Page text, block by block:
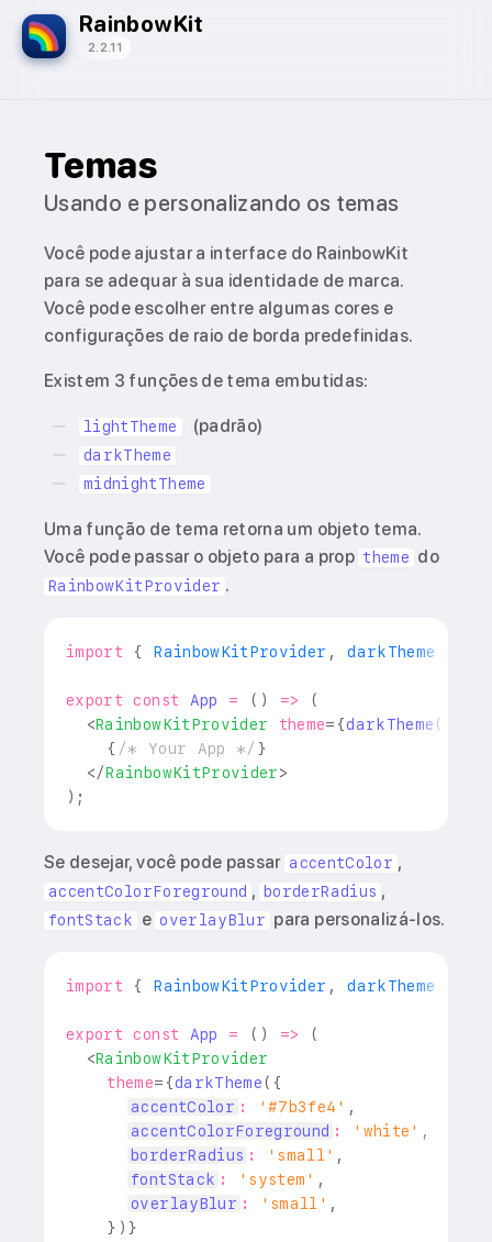
RainbowKit
2.2.11
Temas
Usando e personalizando os temas
Você pode ajustar a interface do RainbowKit
para se adequar à sua identidade de marca.
Você pode escolher entre algumas cores e
configurações de raio de borda predefinidas.
Existem 3 funções de tema embutidas:
lightTheme (padrão)
darkTheme
midnightTheme
Uma função de tema retorna um objeto tema.
Você pode passar o objeto para a prop theme do
RainbowKitProvider .
import { RainbowKitProvider , darkTheme
export const App = ( ) =>
(
<RainbowKitProvider theme= {darkTheme (
{ /* Your App */ }
</RainbowKitProvider>
) ;
Se desejar, você pode passar accentColor ,
accentColorForeground , borderRadius ,
fontStack e overlayBlur para personalizá-los.
import { RainbowKitProvider , darkTheme
export const App = ( ) =>
(
<RainbowKitProvider
theme= {darkTheme( {
accentColor : '#7b3fe4' ,
accentColorForeground : 'white' ,
borderRadius : 'small' ,
fontStack : 'system' ,
overlayBlur : 'small' ,
} ) }